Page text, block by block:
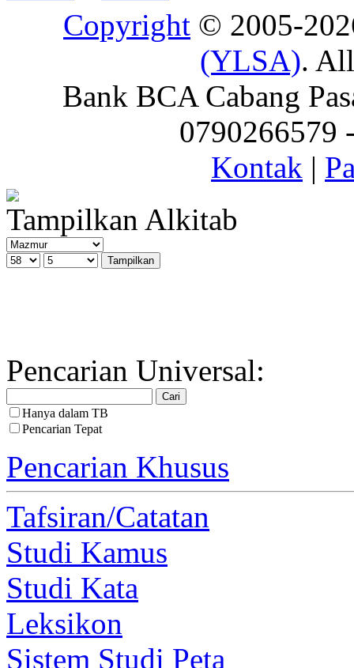
Copyright © 2005-
(YLSA).
Bank BCA Cabang
0790266579
Kontak |
Tampilkan Alkitab
Pencarian Universal:
Hanya dalam TB
Pencarian Tepat
Pencarian Khusus
Tafsiran/Catatan
Studi Kamus
Studi Kata
Leksikon
Sistem Studi Peta